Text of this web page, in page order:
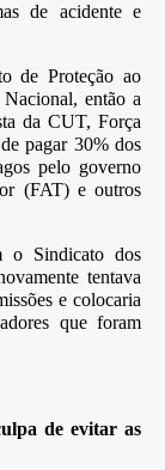
de acidente e
de Proteção ao
então a
da CUT, Força
pagar 30% dos
pelo governo
(FAT) e outros
o Sindicato dos
tentava
e colocaria
que foram
de evitar as